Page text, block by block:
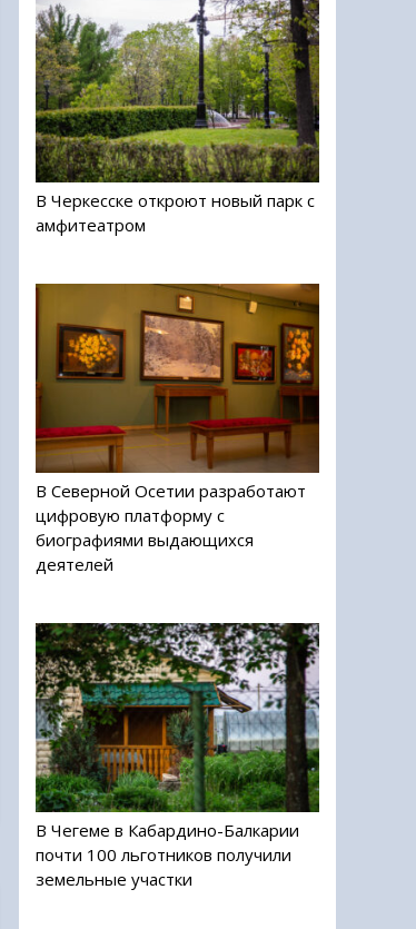
В Черкесске откроют новый парк с
амфитеатром
В Северной Осетии разработают
цифровую платформу с
биографиями выдающихся
деятелей
В Чегеме в Кабардино-Балкарии
почти 100 льготников получили
земельные участки